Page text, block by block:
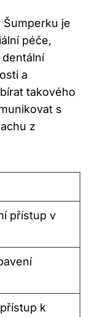
je
péče,
a
takového
s
z
přístup v
k